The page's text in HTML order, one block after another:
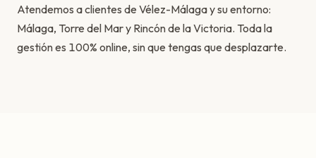
Atendemos a clientes de Vélez-Málaga y su entorno:
Málaga, Torre del Mar y Rincón de la Victoria. Toda la
gestión es 100% online, sin que tengas que desplazarte.